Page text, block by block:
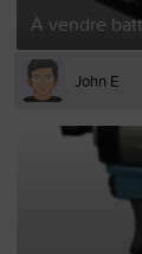
À vendre
John E